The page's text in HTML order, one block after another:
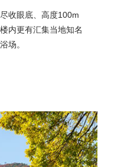
收眼底、高度100m
内更有汇集当地知名
场。